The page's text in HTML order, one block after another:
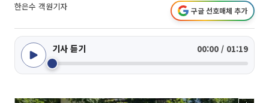
한은수 객원기자 구글 선호매체 추가
기사 듣기 00:00 / 01:19